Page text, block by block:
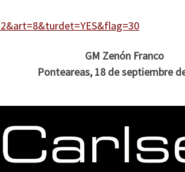
GM Zenón Franco
Ponteareas, 18 de septiembre